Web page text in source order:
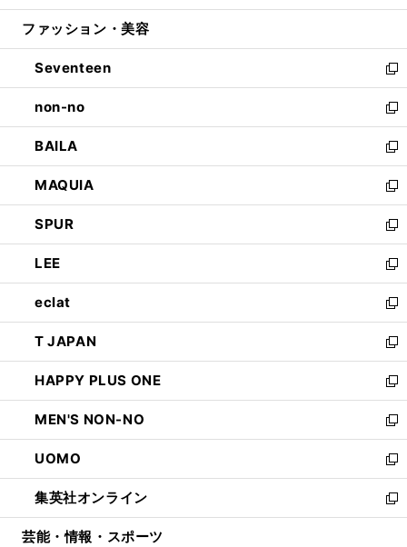
開
ウ
開
く
ン
ウ
で
開
く
ウ
ン
ド
ウ
で
開
く
ファッション・美容
Seventeen
新
し
い
ウ
ィ
ン
ド
ウ
で
開
く
non-no
新
し
い
ウ
ィ
ン
ド
ウ
で
開
く
BAILA
新
し
い
ウ
ィ
ン
ド
ウ
で
開
く
MAQUIA
新
し
い
ウ
ィ
ン
ド
ウ
で
開
く
SPUR
新
し
い
ウ
ィ
ン
ド
ウ
で
開
く
LEE
新
し
い
ウ
ィ
ン
ド
ウ
で
開
く
eclat
新
し
い
ウ
ィ
ン
ド
ウ
で
開
く
T JAPAN
新
し
い
ウ
ィ
ン
ド
ウ
で
開
HAPPY PLUS ONE
新
し
い
ウ
ィ
ン
ド
ウ
MEN'S NON-NO
新
し
い
ウ
ィ
ン
UOMO
新
し
い
ウ
集英社オンライン
新
し
芸能・情報・スポーツ